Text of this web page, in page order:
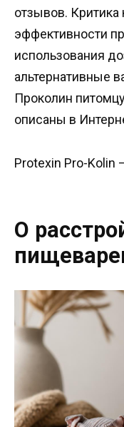
отзывов. Критика
эффективности
использования
альтернативные
Проколин
описаны в
Protexin Pro-Kolin
О